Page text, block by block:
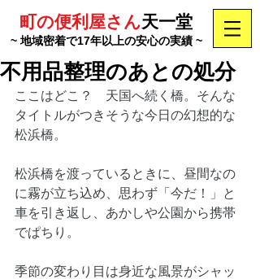
町の便利屋さん天一堂
~ 地域密着で17年以上の安心の実績 ~
不用品整理のあとの処分
ここはどこ？　天国へ続く橋。そんな
タイトルがつきそうな今日の幻想的な
松浜橋。
松浜橋を渡っているときに、昼間なの
に霧が立ち込め、思わず「今だ！」と
車を引き返し、あかしや公園から携帯
でぱちり。
季節の変わり目は身近な風景がシャッ